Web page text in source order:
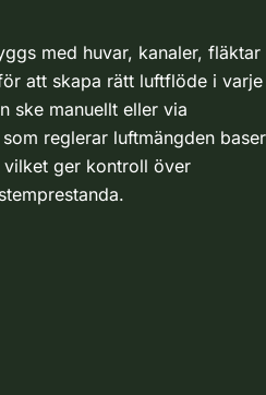
med huvar, kanaler, fläktar
att skapa rätt luftflöde i varje
ske manuellt eller via
reglerar luftmängden
ger kontroll över